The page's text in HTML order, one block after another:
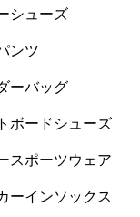
シューズ
ンツ
ーバッグ
ボードシューズ
スポーツウェア
ーインソックス